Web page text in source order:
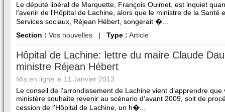
Le député libéral de Marquette, François Ouimet, est inquiet
l'avenir de l'Hôpital de Lachine, alors que le ministre de la Santé
Services sociaux, Réjean Hébert, songerait �...
Section : Vos nouvelles | Type : Article
Hôpital de Lachine: lettre du maire Claude
ministre Réjean Hébert
Mis en ligne le 11 Janvier 2013
Le conseil de l’arrondissement de Lachine vient d’apprendre que
ministère souhaite revenir au scénario d’avant 2009, soit de
cession de l’Hôpital de Lachine, un h�...